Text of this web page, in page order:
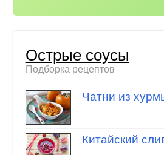
Острые соусы
Подборка рецептов
Чатни из
Китайский